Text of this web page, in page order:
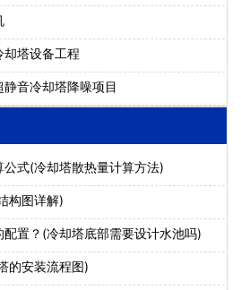
塔设备工程
音冷却塔降噪项目
式(冷却塔散热量计算方法)
构图详解)
置？(冷却塔底部需要设计水池吗)
的安装流程图)